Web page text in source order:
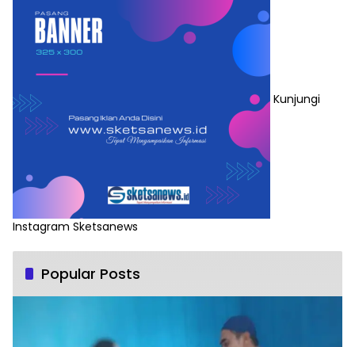
Kunjungi
Instagram Sketsanews
Popular Posts